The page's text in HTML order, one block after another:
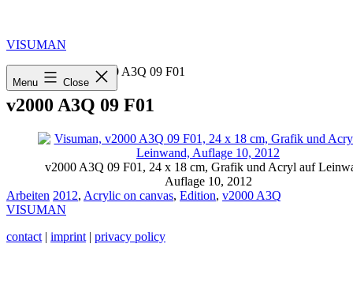
content
VISUMAN
Menu Close
Home »2012 v2000 A3Q 09 F01
v2000 A3Q 09 F01
v2000 A3Q 09 F01, 24 x 18 cm, Grafik und Acryl auf
Auflage 10, 2012
Categorized
as
Arbeiten Tagged
2012, Acrylic on canvas, Edition, v2000 A3Q
VISUMAN
contact | imprint | privacy policy